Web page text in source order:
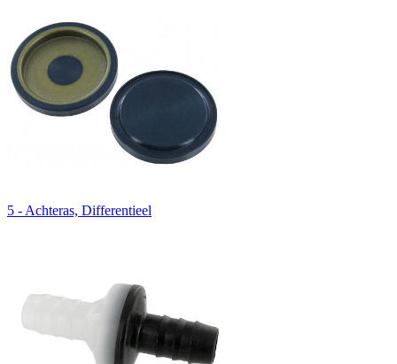
5 - Achteras, Differentieel